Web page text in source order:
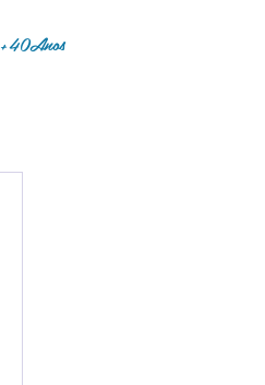
+40Anos